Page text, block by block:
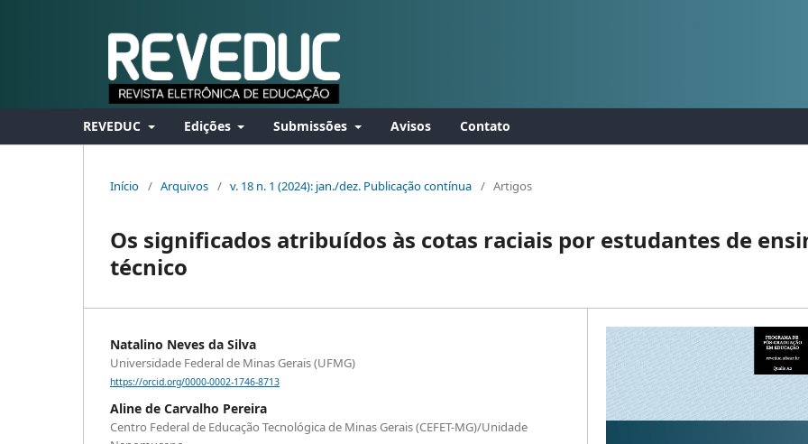
REVEDUC Edições Submissões Avisos Contato
Início / Arquivos / v. 18 n. 1 (2024): jan./dez. Publicação contínua / Artigos
Os significados atribuídos às cotas raciais por estudantes de
técnico
Natalino Neves da Silva
Universidade Federal de Minas Gerais (UFMG)
https://orcid.org/0000-0002-1746-8713
Aline de Carvalho Pereira
Centro Federal de Educação Tecnológica de Minas Gerais (CEFET-MG)/Unidade